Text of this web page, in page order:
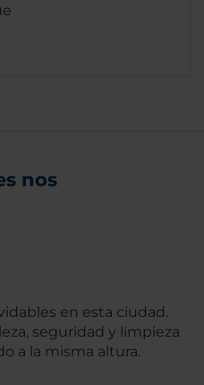
nos
en esta ciudad.
seguridad y limpieza
a la misma altura.